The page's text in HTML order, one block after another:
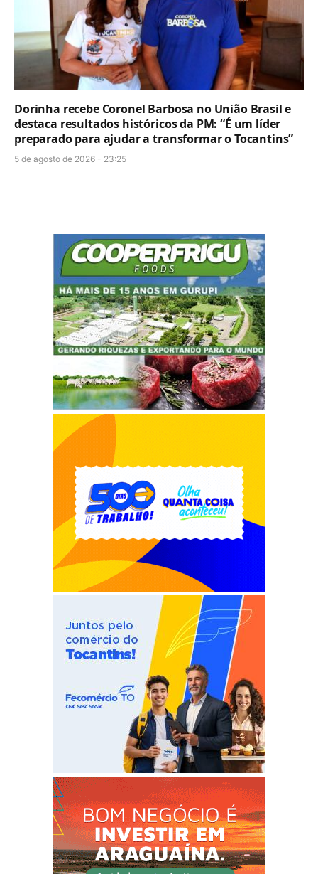
Dorinha recebe Coronel Barbosa no União Brasil e
destaca resultados históricos da PM: “É um líder
preparado para ajudar a transformar o Tocantins”
5 de agosto de 2026 - 23:25